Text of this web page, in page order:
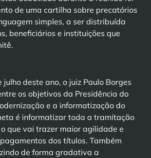
de uma cartilha sobre precatórios
simples, a ser distribuída
beneficiários e instituições que
julho deste ano, o juiz Paulo Borges
os objetivos da Presidência do
e a informatização do
é informatizar toda a tramitação
que vai trazer maior agilidade e
dos títulos. Também
de forma gradativa a